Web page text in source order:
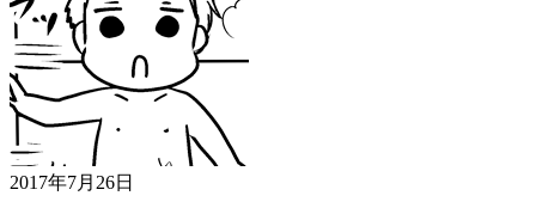
2017年7月26日